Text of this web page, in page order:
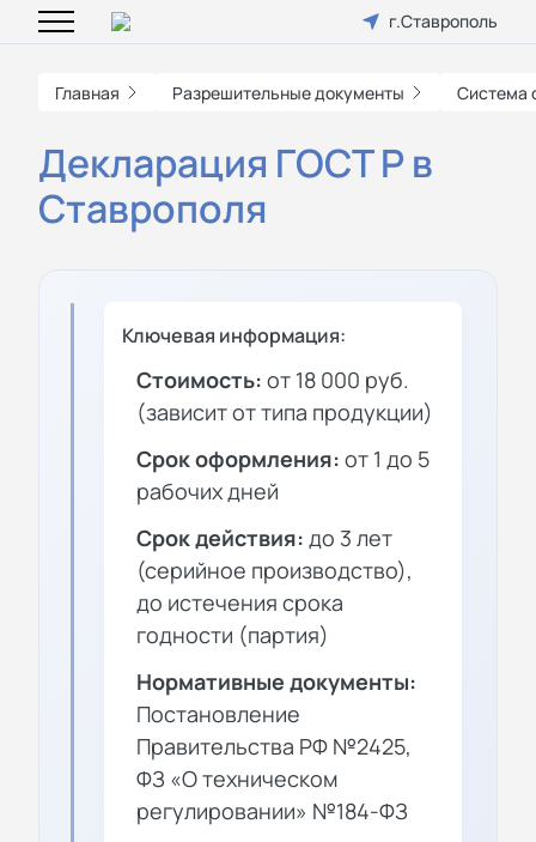
г.Ставрополь
Главная Разрешительные документы Система
Декларация ГОСТ Р в
Ставрополя
Ключевая информация:
Стоимость: от 18 000 руб.
(зависит от типа продукции)
Срок оформления: от 1 до 5
рабочих дней
Срок действия: до 3 лет
(серийное производство),
до истечения срока
годности (партия)
Нормативные документы:
Постановление
Правительства РФ №2425,
ФЗ «О техническом
регулировании» №184-ФЗ